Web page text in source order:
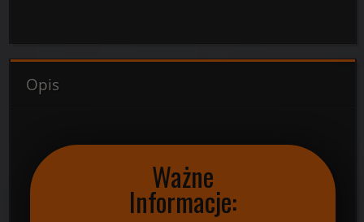
Opis
Ważne
Informacje: